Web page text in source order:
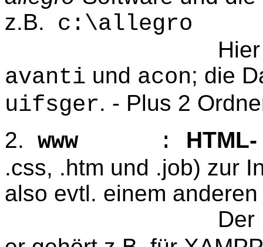
z.B. c:\allegro
Hier liegen
avanti und acon; die
uifsger. - Plus 2
2.
www:
.css, .htm und .job) zur
also evtl. einem
Der Inhalt: